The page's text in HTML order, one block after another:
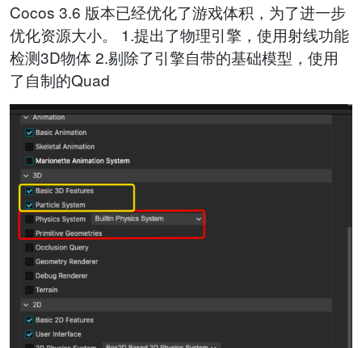
Cocos 3.6 版本已经优化了游戏体积，为了进一步
优化资源大小。 1.提出了物理引擎，使用射线功能
检测3D物体 2.剔除了引擎自带的基础模型，使用
了自制的Quad